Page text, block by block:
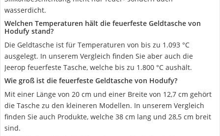
wasserdicht.
Welchen Temperaturen hält die feuerfeste Geldtasche von
Hodufy stand?
Die Geldtasche ist für Temperaturen von bis zu 1.093 °C
ausgelegt. In unserem Vergleich finden Sie aber auch die
Jeerop feuerfeste Tasche, welche bis zu 1.800 °C aushält.
Wie groß ist die feuerfeste Geldtasche von Hodufy?
Mit einer Länge von 20 cm und einer Breite von 12,7 cm gehört
die Tasche zu den kleineren Modellen. In unserem Vergleich
finden Sie auch Produkte, welche 38 cm lang und 28,5 cm breit
sind.